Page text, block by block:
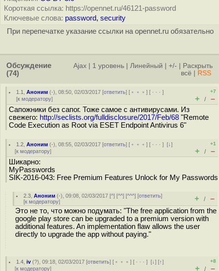
Короткая ссылка: https://opennet.ru/46121-password
Ключевые слова: password, security
При перепечатке указание ссылки на opennet.ru обязательно
Обсуждение
(74)
Ajax 1 уровень Линейный +/-
Раскрыть
всё
RSS
1.1 ,Аноним (-), 08:50, 02/03/2017 [ответить] [ ﹢﹢﹢] [ · · ·]
[к модератору]
+7
+ / –
Сапожники без сапог. Тоже самое с антивирусами. Из
свежего: http://seclists.org/fulldisclosure/2017/Feb/68 "Remote
Code Execution as Root via ESET Endpoint Antivirus 6"
1.2 ,Аноним (-), 08:55, 02/03/2017 [ответить] [ ﹢﹢﹢] [ · · ·][↓]
[к модератору]
+1
+ / –
Шикарно:
MyPasswords
SIK-2016-043: Free Premium Features Unlock for My Passwords
2.3 ,Аноним (-), 09:08, 02/03/2017 [^] [^^] [^^^] [ответить]
[к модератору] + / –
Это не то, что можно подумать: "The free application from the
google play store can be upgraded to a premium version with
additional features. An implementation flaw allows the user
directly to upgrade the app without paying."
1.4 ,iv (?), 09:18, 02/03/2017 [ответить] [ ﹢﹢﹢] [ · · ·][↓] [↑]
[к модератору]
+8
+ / –